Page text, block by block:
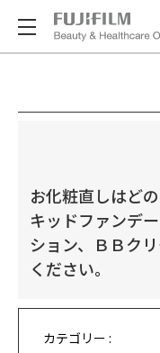
お化粧直しはど
キッドファンデ
ション、ＢＢク
ください。
カテゴリー :